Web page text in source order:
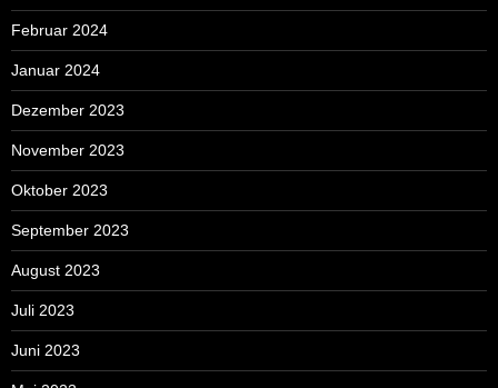
Februar 2024
Januar 2024
Dezember 2023
November 2023
Oktober 2023
September 2023
August 2023
Juli 2023
Juni 2023